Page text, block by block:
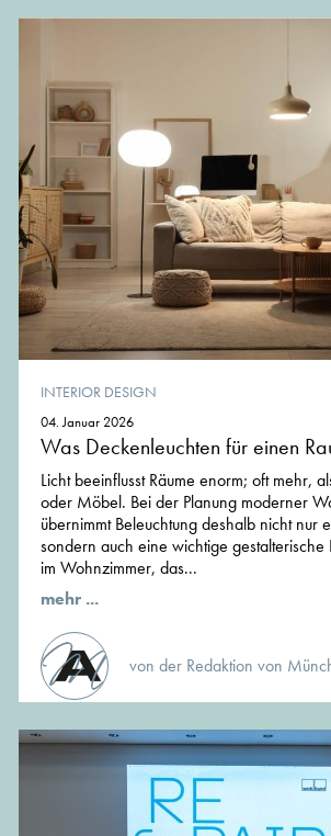
INTERIOR DESIGN
04. Januar 2026
Was Deckenleuchten für einen
Licht beeinflusst Räume enorm; oft mehr,
oder Möbel. Bei der Planung moderner
übernimmt Beleuchtung deshalb nicht nur
sondern auch eine wichtige gestalterische
im Wohnzimmer, das...
mehr ...
von der Redaktion von